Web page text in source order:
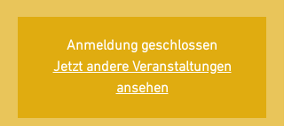
Anmeldung geschlossen
Jetzt andere Veranstaltungen
ansehen